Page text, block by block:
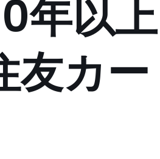
年以上
友カー